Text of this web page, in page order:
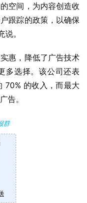
空间，为内容创造收
跟踪的政策，以确保
。
惠，降低了广告技术
多选择。该公司还表
70% 的收入，而最大
告。
群